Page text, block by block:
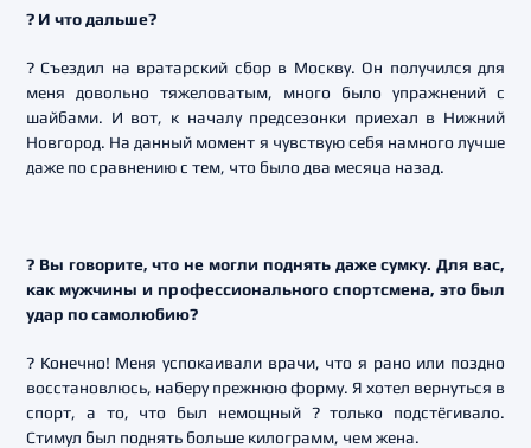
? И что дальше?
? Съездил на вратарский сбор в Москву. Он получился для
меня довольно тяжеловатым, много было упражнений с
шайбами. И вот, к началу предсезонки приехал в Нижний
Новгород. На данный момент я чувствую себя намного лучше
даже по сравнению с тем, что было два месяца назад.
? Вы говорите, что не могли поднять даже сумку. Для вас,
как мужчины и профессионального спортсмена, это был
удар по самолюбию?
? Конечно! Меня успокаивали врачи, что я рано или поздно
восстановлюсь, наберу прежнюю форму. Я хотел вернуться в
спорт, а то, что был немощный ? только подстёгивало.
Стимул был поднять больше килограмм, чем жена.